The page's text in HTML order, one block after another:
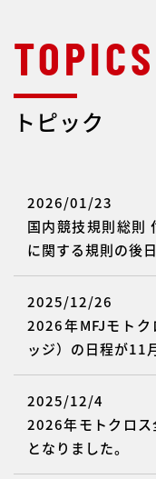
トピック
2026/01/23
国内競技規則総則
に関する規則の後
2025/12/26
2026年MFJモト
ッジ）の日程が11
2025/12/4
2026年モトクロス
となりました。